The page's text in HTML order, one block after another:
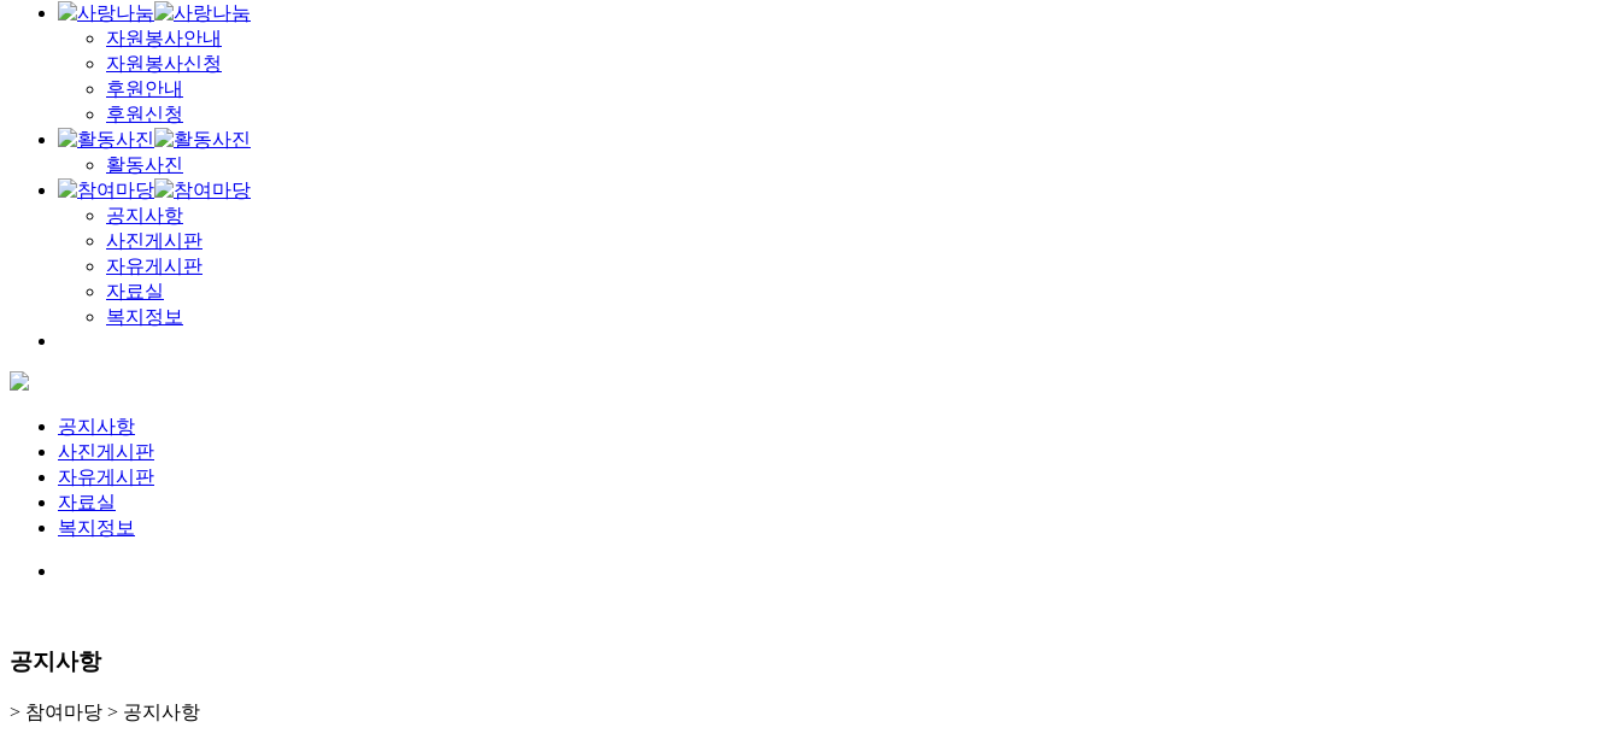
자원봉사안내
자원봉사신청
후원안내
후원신청
활동사진
공지사항
사진게시판
자유게시판
자료실
복지정보
공지사항
사진게시판
자유게시판
자료실
복지정보
공지사항
> 참여마당 > 공지사항